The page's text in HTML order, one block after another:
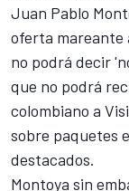
Juan Pablo
oferta mareante
no podrá decir
que no podrá
colombiano a
sobre paquetes
destacados.
Montoya sin